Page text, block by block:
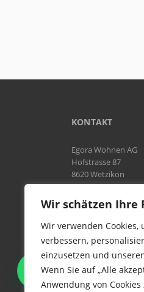
Wir schätzen Ihre
Wir verwenden
verbessern,
einzusetzen und
Wenn Sie auf „Alle
Anwendung von Cookies
KONTAKT
Egora Wohnen AG
Hofstrasse 87
8620 Wetzikon
Natel:
076 566 38 92
Tel:044 954 25 61
Mail:info@egora-
WIR SIND IN
SCHWEIZ TÄTIG